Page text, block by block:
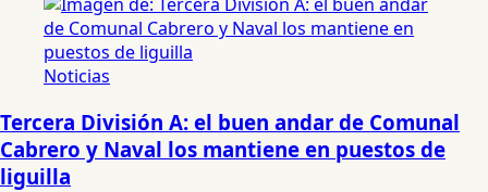
Noticias
Tercera División A: el buen andar de Comunal
Cabrero y Naval los mantiene en puestos de
liguilla